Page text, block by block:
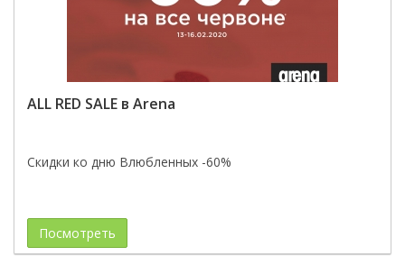
ALL RED SALE в Arena
Скидки ко дню Влюбленных -60%
Посмотреть